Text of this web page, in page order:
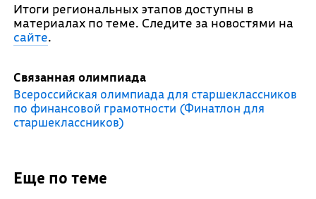
Итоги региональных этапов доступны в
материалах по теме. Следите за новостями на
сайте.
Связанная олимпиада
Всероссийская олимпиада для старшеклассников
по финансовой грамотности (Финатлон для
старшеклассников)
Еще по теме